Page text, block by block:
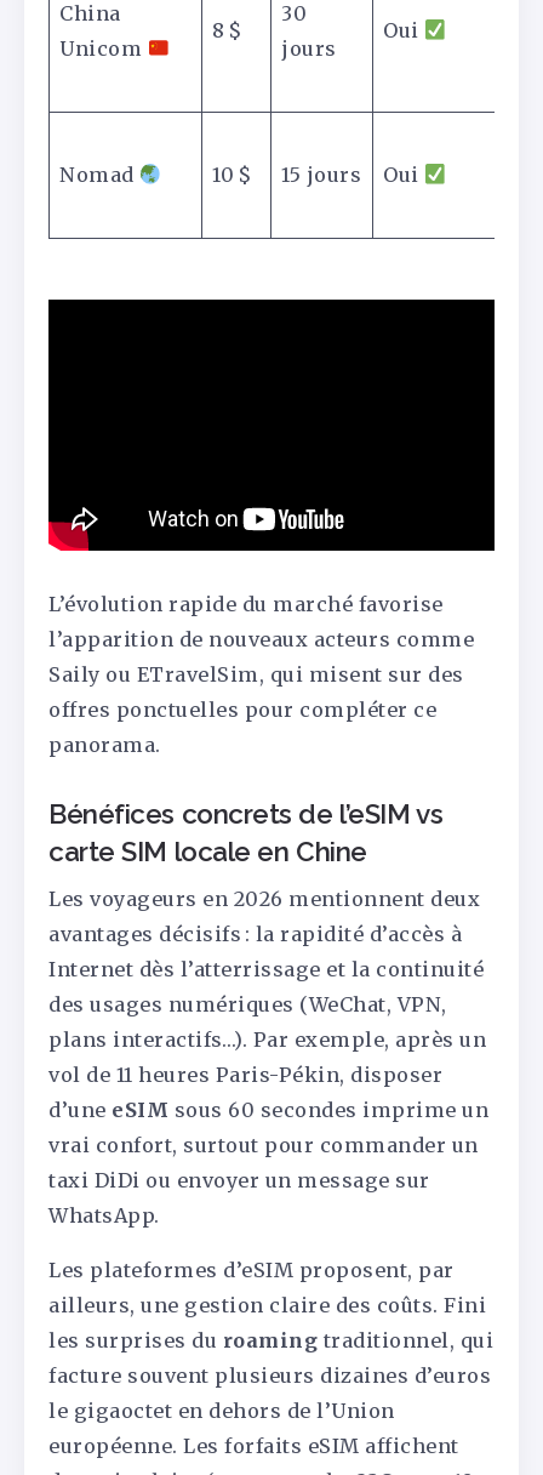
China
Unicom
8 $
30
jours
Oui
Nomad 10 $ 15 jours Oui
L’évolution rapide du marché favorise
l’apparition de nouveaux acteurs comme
Saily ou ETravelSim, qui misent sur des
offres ponctuelles pour compléter ce
panorama.
Bénéfices concrets de l’eSIM vs
carte SIM locale en Chine
Les voyageurs en 2026 mentionnent deux
avantages décisifs : la rapidité d’accès à
Internet dès l’atterrissage et la continuité
des usages numériques (WeChat, VPN,
plans interactifs…). Par exemple, après un
vol de 11 heures Paris-Pékin, disposer
d’une eSIM sous 60 secondes imprime un
vrai confort, surtout pour commander un
taxi DiDi ou envoyer un message sur
WhatsApp.
Les plateformes d’eSIM proposent, par
ailleurs, une gestion claire des coûts. Fini
les surprises du roaming traditionnel, qui
facture souvent plusieurs dizaines d’euros
le gigaoctet en dehors de l’Union
européenne. Les forfaits eSIM affichent